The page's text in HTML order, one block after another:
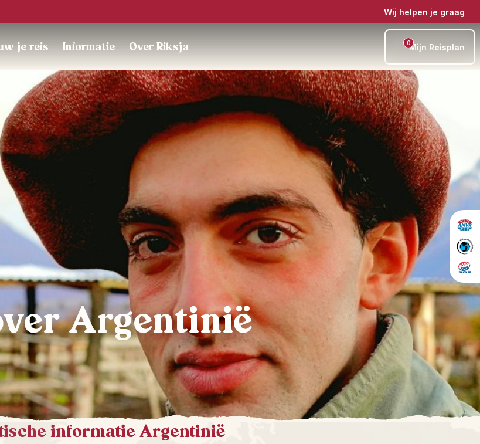
Wij helpen je graag
je reis Informatie Over Riksja 0Mijn Reisplan
Argentinië
informatie Argentinië